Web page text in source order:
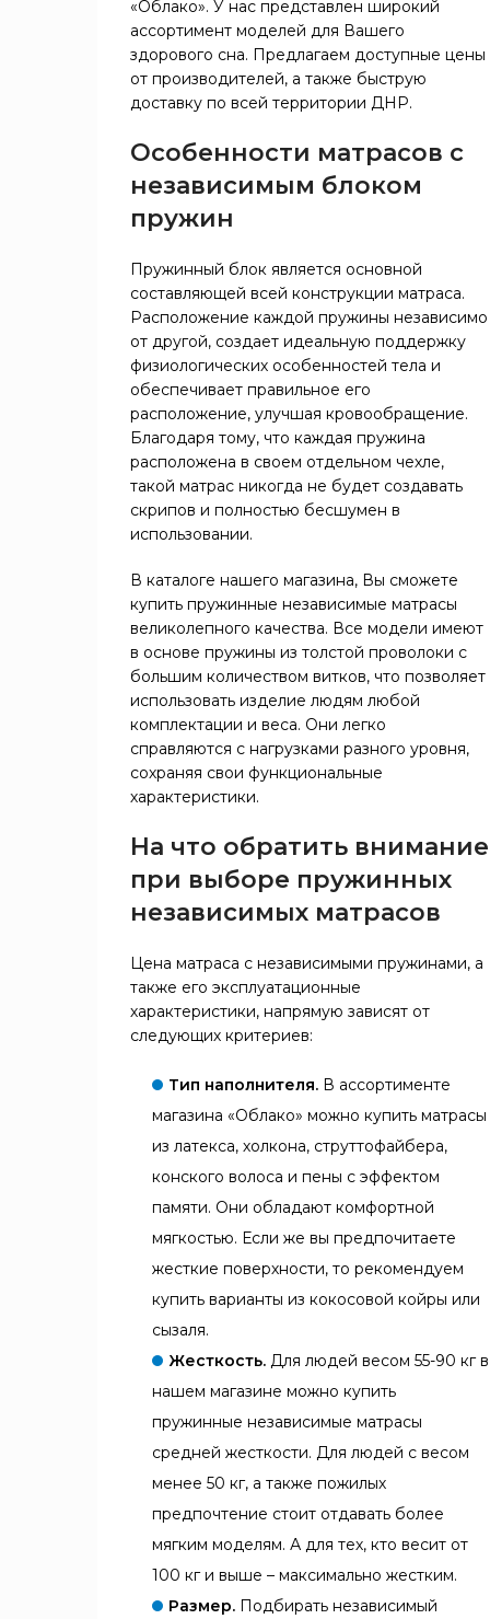
52
Безпружинный 2
1200x2000 182
180
1400x2000 182
20
184
184
1800x2000 184
2000x1900 50
«Облако». У нас представлен широкий
ассортимент моделей для Вашего
здорового сна. Предлагаем доступные цены
от производителей, а также быструю
доставку по всей территории ДНР.
Особенности матрасов с
независимым блоком
пружин
Пружинный блок является основной
составляющей всей конструкции матраса.
Расположение каждой пружины независимо
от другой, создает идеальную поддержку
физиологических особенностей тела и
обеспечивает правильное его
расположение, улучшая кровообращение.
Благодаря тому, что каждая пружина
расположена в своем отдельном чехле,
такой матрас никогда не будет создавать
скрипов и полностью бесшумен в
использовании.
В каталоге нашего магазина, Вы сможете
купить пружинные независимые матрасы
великолепного качества. Все модели имеют
в основе пружины из толстой проволоки с
большим количеством витков, что позволяет
использовать изделие людям любой
комплектации и веса. Они легко
справляются с нагрузками разного уровня,
сохраняя свои функциональные
характеристики.
На что обратить внимание
при выборе пружинных
независимых матрасов
Цена матраса с независимыми пружинами, а
также его эксплуатационные
характеристики, напрямую зависят от
следующих критериев:
Тип наполнителя. В ассортименте
магазина «Облако» можно купить матрасы
из латекса, холкона, струттофайбера,
конского волоса и пены с эффектом
памяти. Они обладают комфортной
мягкостью. Если же вы предпочитаете
жесткие поверхности, то рекомендуем
купить варианты из кокосовой койры или
сызаля.
Жесткость. Для людей весом 55-90 кг в
нашем магазине можно купить
пружинные независимые матрасы
средней жесткости. Для людей с весом
менее 50 кг, а также пожилых
предпочтение стоит отдавать более
мягким моделям. А для тех, кто весит от
100 кг и выше – максимально жестким.
Размер. Подбирать независимый